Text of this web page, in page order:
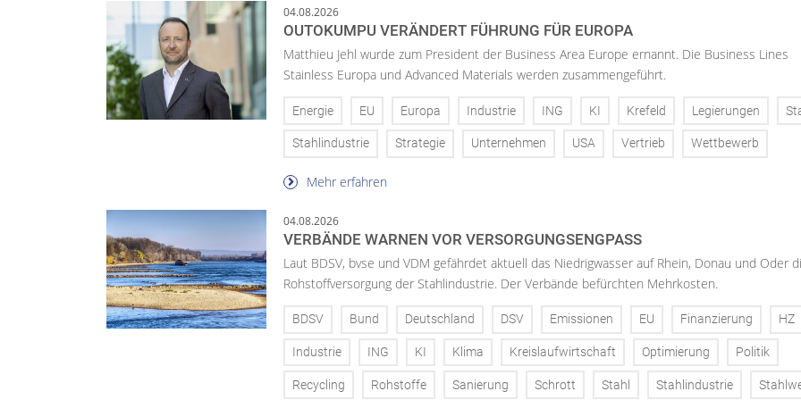
04.08.2026
OUTOKUMPU VERÄNDERT FÜHRUNG FÜR EUROPA
Matthieu Jehl wurde zum President der Business Area Europe ernannt. Die Business Lines
Stainless Europa und Advanced Materials werden zusammengeführt.
Energie EU Europa Industrie ING KI Krefeld Legierungen
Stahlindustrie Strategie Unternehmen USA Vertrieb Wettbewerb
Mehr erfahren
04.08.2026
VERBÄNDE WARNEN VOR VERSORGUNGSENGPASS
Laut BDSV, bvse und VDM gefährdet aktuell das Niedrigwasser auf Rhein, Donau und Oder
Rohstoffversorgung der Stahlindustrie. Der Verbände befürchten Mehrkosten.
BDSV Bund Deutschland DSV Emissionen EU Finanzierung HZ
Industrie ING KI Klima Kreislaufwirtschaft Optimierung Politik
Recycling Rohstoffe Sanierung Schrott Stahl Stahlindustrie